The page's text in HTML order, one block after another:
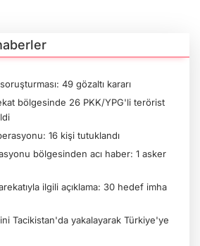
49 gözaltı kararı
bölgesinde 26 PKK/YPG'li terörist
16 kişi tutuklandı
bölgesinden acı haber: 1 asker
ilgili açıklama: 30 hedef imha
Tacikistan'da yakalayarak Türkiye'ye